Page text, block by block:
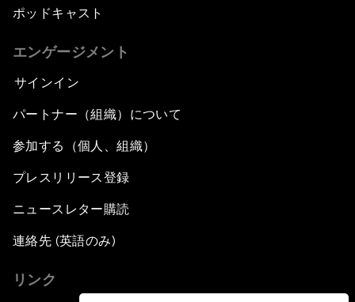
ポッドキャスト
エンゲージメント
サインイン
パートナー（組織）について
参加する（個人、組織）
プレスリリース登録
ニュースレター購読
連絡先 (英語のみ)
リンク